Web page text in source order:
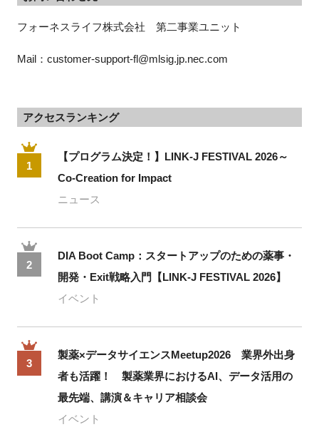
フォーネスライフ株式会社　第二事業ユニット
Mail：customer-support-fl@mlsig.jp.nec.com
アクセスランキング
1
【プログラム決定！】LINK-J FESTIVAL 2026～
Co-Creation for Impact
ニュース
2
DIA Boot Camp：スタートアップのための薬事・
開発・Exit戦略入門【LINK-J FESTIVAL 2026】
イベント
3
製薬×データサイエンスMeetup2026 業界外出身
者も活躍！ 製薬業界におけるAI、データ活用の
最先端、講演＆キャリア相談会
イベント